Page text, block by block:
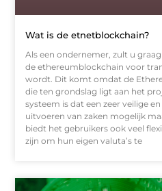
Wat is de etnetblockchain?
Als een ondernemer, zult u
de ethereumblockchain voor
wordt. Dit komt omdat de
die ten grondslag ligt aan het
systeem is dat een zeer veilige
uitvoeren van zaken mogelijk
biedt het gebruikers ook veel
zijn om hun eigen valuta’s te